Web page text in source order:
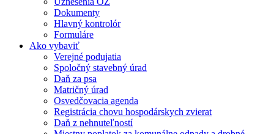
Dokumenty
Hlavný kontrolór
Formuláre
Ako vybaviť
Verejné podujatia
Spoločný stavebný úrad
Daň za psa
Matričný úrad
Osvedčovacia agenda
Registrácia chovu hospodárskych zvierat
Daň z nehnuteľností